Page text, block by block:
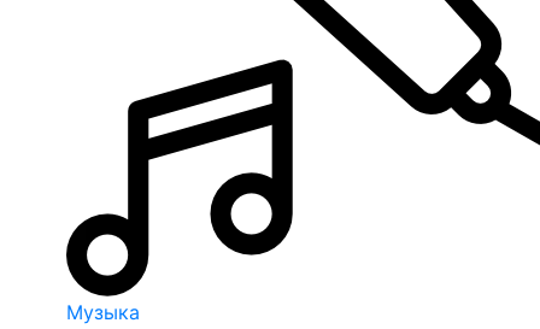
Музыка